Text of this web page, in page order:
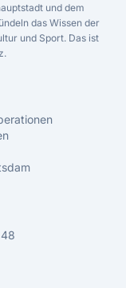
und dem
das Wissen der
und Sport. Das ist